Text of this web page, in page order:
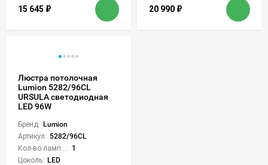
15 645 ₽ 20 990 ₽
Люстра потолочная
Lumion 5282/96CL
URSULA светодиодная
LED 96W
Бренд: Lumion
Артикул: 5282/96CL
1
Цоколь: LED